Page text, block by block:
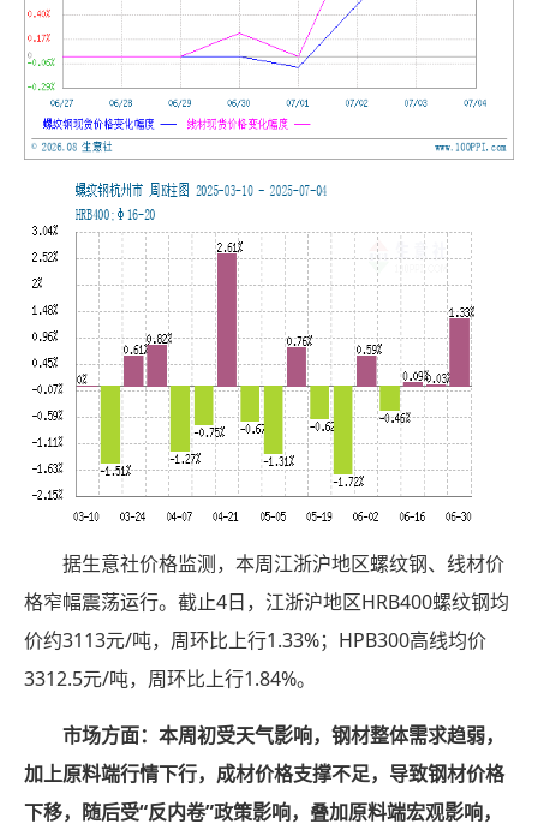
据生意社价格监测，本周江浙沪地区螺纹钢、线材价
格窄幅震荡运行。截止4日，江浙沪地区HRB400螺纹钢均
价约3113元/吨，周环比上行1.33%；HPB300高线均价
3312.5元/吨，周环比上行1.84%。
市场方面：本周初受天气影响，钢材整体需求趋弱，
加上原料端行情下行，成材价格支撑不足，导致钢材价格
下移，随后受“反内卷”政策影响，叠加原料端宏观影响，